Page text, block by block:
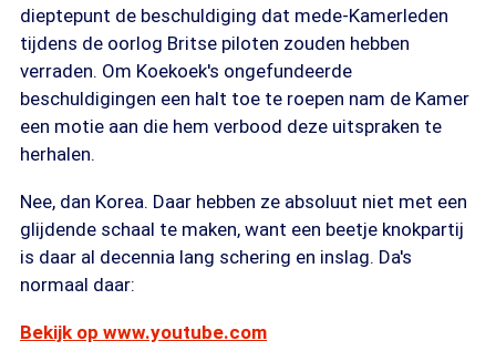
dieptepunt de beschuldiging dat mede-Kamerleden
tijdens de oorlog Britse piloten zouden hebben
verraden. Om Koekoek's ongefundeerde
beschuldigingen een halt toe te roepen nam de Kamer
een motie aan die hem verbood deze uitspraken te
herhalen.
Nee, dan Korea. Daar hebben ze absoluut niet met een
glijdende schaal te maken, want een beetje knokpartij
is daar al decennia lang schering en inslag. Da's
normaal daar:
Bekijk op www.youtube.com